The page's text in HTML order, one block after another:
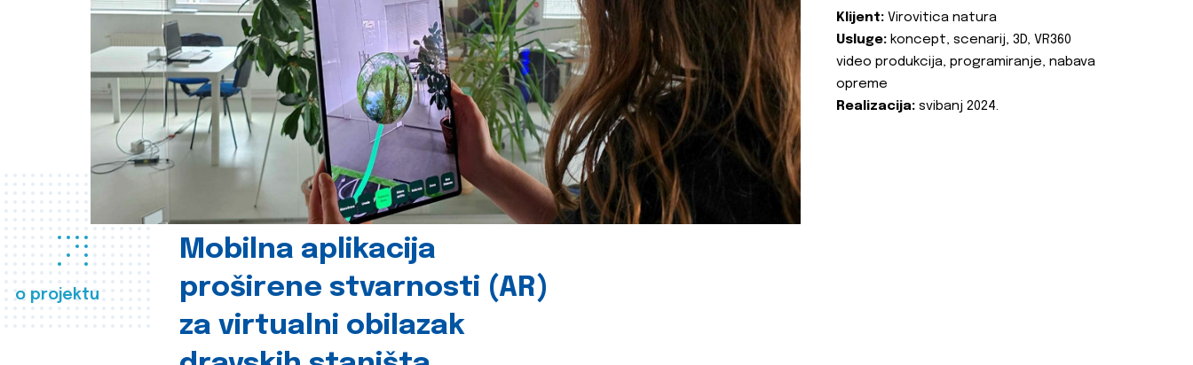
o projektu
Mobilna aplikacija
proširene stvarnosti (AR)
za virtualni obilazak
Klijent: Virovitica natura
Usluge: koncept, scenarij, 3D, VR360
video produkcija, programiranje, nabava
opreme
Realizacija: svibanj 2024.